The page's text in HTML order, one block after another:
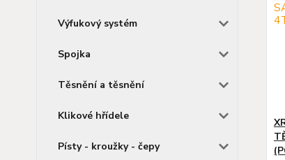
Výfukový systém
Spojka
Těsnění a těsnění
Klikové hřídele
Písty - kroužky - čepy